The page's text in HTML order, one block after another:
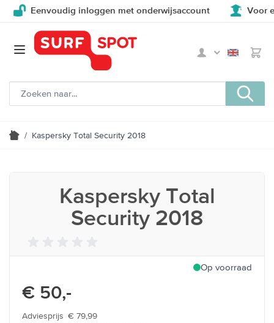
Eenvoudig inloggen met onderwijsaccount Voor en
/ Kaspersky Total Security 2018
Kaspersky Total
Security 2018
Op voorraad
€ 50,-
Adviesprijs € 79,99